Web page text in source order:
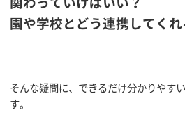
園や学校とどう連携してくれ
そんな疑問に、できるだけ分かりやす
す。